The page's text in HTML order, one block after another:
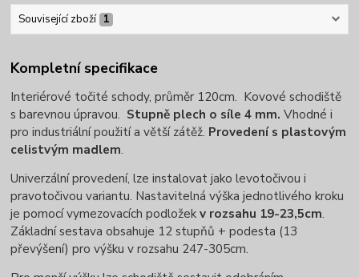
Související zboží 1
Kompletní specifikace
Interiérové točité schody, průměr 120cm. Kovové schodiště
s barevnou úpravou. Stupně plech o síle 4 mm. Vhodné i
pro industriální použití a větší zátěž. Provedení s plastovým
celistvým madlem.
Univerzální provedení, lze instalovat jako levotočivou i
pravotočivou variantu. Nastavitelná výška jednotlivého kroku
je pomocí vymezovacích podložekv rozsahu 19-23,5cm.
Základní sestava obsahuje 12 stupňů + podesta (13
převýšení) pro výšku v rozsahu 247-305cm.